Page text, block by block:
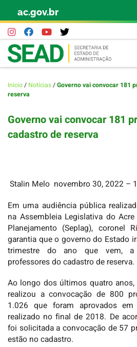
Skip to content
ac.gov.br
Início/ Notícias/Governo vai convocar 181
reserva
Governo vai convocar 181
cadastro de reserva
Stalin Melo novembro 30, 2022 –
Em uma audiência pública
na Assembleia Legislativa do
Planejamento (Seplag), coronel
garantia que o governo do Estado
trimestre do ano que vem, a
professores do cadastro de reserva.
Ao longo dos últimos quatro
realizou a convocação de 800
1.026 que foram aprovados
realizado no final de 2018. De
foi solicitada a convocação de 57
estão no cadastro.